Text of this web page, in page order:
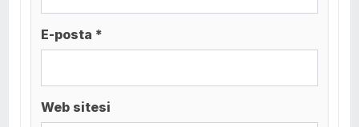
E-posta *
Web sitesi